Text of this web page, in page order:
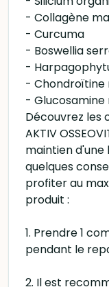
- Collagène
- Curcuma
- Boswellia
-
- Chondroïtine
- Glucosamine
Découvrez les
AKTIV
maintien d'une
quelques
profiter au
produit :
1. Prendre 1
pendant le
2. Il est